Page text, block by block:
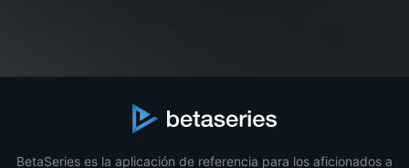
BetaSeries es la aplicación de referencia para los aficionados a